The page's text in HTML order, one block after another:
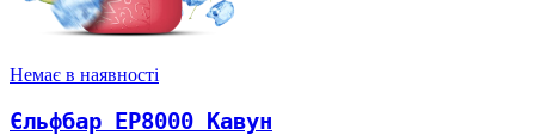
Немає в наявності
Єльфбар EP8000 Кавун